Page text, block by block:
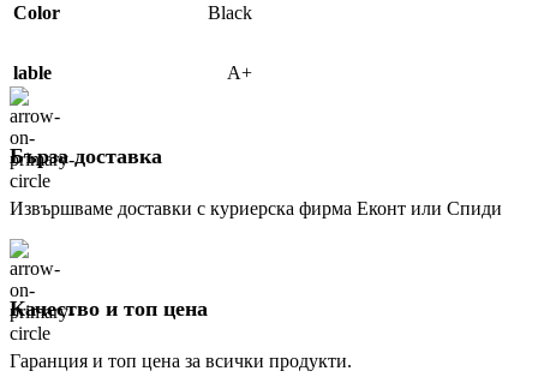
Color Black
lable A+
Бърза доставка
Извършваме доставки с куриерска фирма Еконт или Спиди
Качество и топ цена
Гаранция и топ цена за всички продукти.